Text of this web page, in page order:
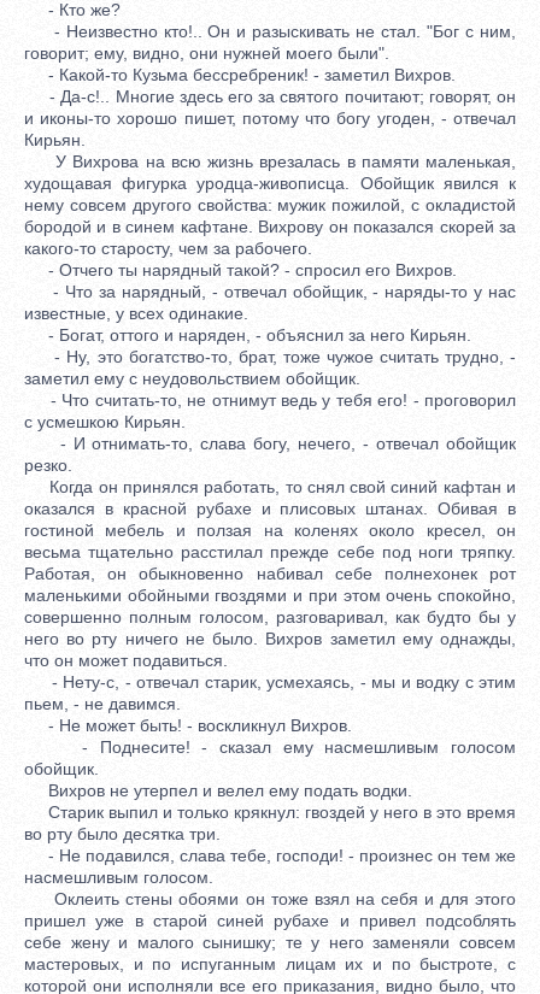
- Кто же?
- Неизвестно кто!.. Он и разыскивать не стал. "Бог с ним,
говорит; ему, видно, они нужней моего были".
- Какой-то Кузьма бессребреник! - заметил Вихров.
- Да-с!.. Многие здесь его за святого почитают; говорят, он
и иконы-то хорошо пишет, потому что богу угоден, - отвечал
Кирьян.
У Вихрова на всю жизнь врезалась в памяти маленькая,
худощавая фигурка уродца-живописца. Обойщик явился к
нему совсем другого свойства: мужик пожилой, с окладистой
бородой и в синем кафтане. Вихрову он показался скорей за
какого-то старосту, чем за рабочего.
- Отчего ты нарядный такой? - спросил его Вихров.
- Что за нарядный, - отвечал обойщик, - наряды-то у нас
известные, у всех одинакие.
- Богат, оттого и наряден, - объяснил за него Кирьян.
- Ну, это богатство-то, брат, тоже чужое считать трудно, -
заметил ему с неудовольствием обойщик.
- Что считать-то, не отнимут ведь у тебя его! - проговорил
с усмешкою Кирьян.
- И отнимать-то, слава богу, нечего, - отвечал обойщик
резко.
Когда он принялся работать, то снял свой синий кафтан и
оказался в красной рубахе и плисовых штанах. Обивая в
гостиной мебель и ползая на коленях около кресел, он
весьма тщательно расстилал прежде себе под ноги тряпку.
Работая, он обыкновенно набивал себе полнехонек рот
маленькими обойными гвоздями и при этом очень спокойно,
совершенно полным голосом, разговаривал, как будто бы у
него во рту ничего не было. Вихров заметил ему однажды,
что он может подавиться.
- Нету-с, - отвечал старик, усмехаясь, - мы и водку с этим
пьем, - не давимся.
- Не может быть! - воскликнул Вихров.
- Поднесите! - сказал ему насмешливым голосом
обойщик.
Вихров не утерпел и велел ему подать водки.
Старик выпил и только крякнул: гвоздей у него в это время
во рту было десятка три.
- Не подавился, слава тебе, господи! - произнес он тем же
насмешливым голосом.
Оклеить стены обоями он тоже взял на себя и для этого
пришел уже в старой синей рубахе и привел подсоблять
себе жену и малого сынишку; те у него заменяли совсем
мастеровых, и по испуганным лицам их и по быстроте, с
которой они исполняли все его приказания, видно было, что